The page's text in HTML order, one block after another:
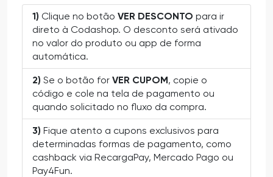
1) Clique no botão VER DESCONTO para ir
direto à Codashop. O desconto será ativado
no valor do produto ou app de forma
automática.
2) Se o botão for VER CUPOM, copie o
código e cole na tela de pagamento ou
quando solicitado no fluxo da compra.
3) Fique atento a cupons exclusivos para
determinadas formas de pagamento, como
cashback via RecargaPay, Mercado Pago ou
Pay4Fun.